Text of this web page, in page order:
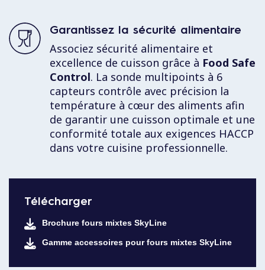
Garantissez la sécurité alimentaire
Associez sécurité alimentaire et
excellence de cuisson grâce à Food Safe
Control. La sonde multipoints à 6
capteurs contrôle avec précision la
température à cœur des aliments afin
de garantir une cuisson optimale et une
conformité totale aux exigences HACCP
dans votre cuisine professionnelle.
Télécharger
Brochure fours mixtes SkyLine
Gamme accessoires pour fours mixtes SkyLine